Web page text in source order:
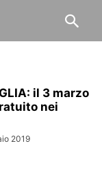
il 3 marzo
nei
2019